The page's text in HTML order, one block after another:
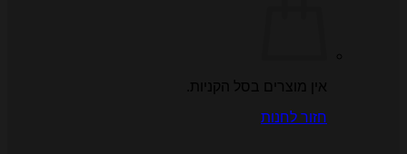
אין מוצרים בסל הקניות.
חזור לחנות